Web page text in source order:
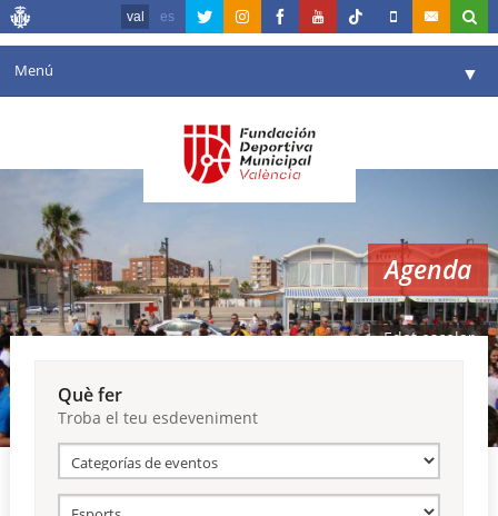
val es
Menú ▼
Agenda
Instal·lacions
Comunicació ▼
València en esport ▼
Reserves
Agenda
Edat escolar
Què fer
Troba el teu esdeveniment